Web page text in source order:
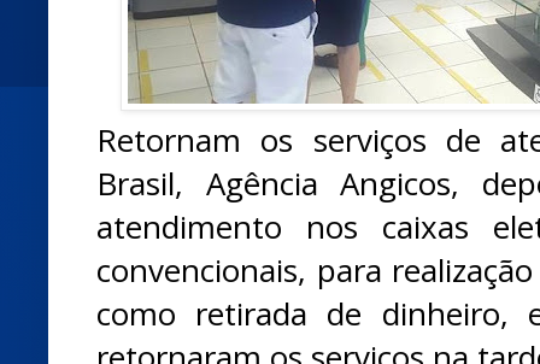
Retornam os serviços de
Brasil, Agência Angicos,
atendimento nos caixas
convencionais, para
como retirada de dinheiro,